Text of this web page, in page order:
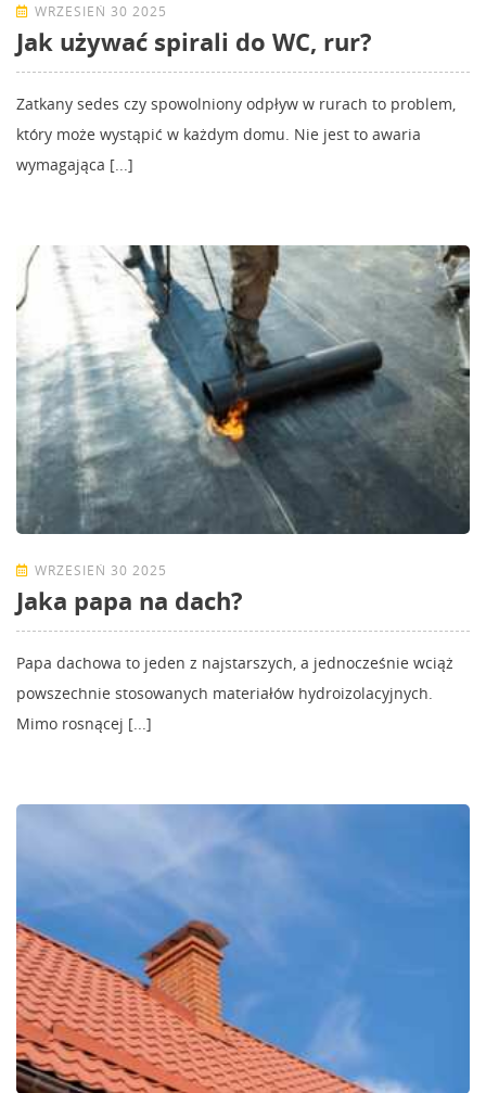
WRZESIEŃ 30 2025
Jak używać spirali do WC, rur?
Zatkany sedes czy spowolniony odpływ w rurach to problem,
który może wystąpić w każdym domu. Nie jest to awaria
wymagająca [...]
WRZESIEŃ 30 2025
Jaka papa na dach?
Papa dachowa to jeden z najstarszych, a jednocześnie wciąż
powszechnie stosowanych materiałów hydroizolacyjnych.
Mimo rosnącej [...]